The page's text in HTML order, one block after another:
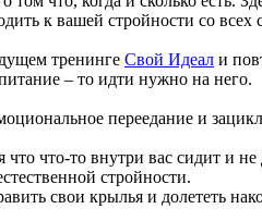
к вашей стройности со
тренинге Свой Идеал и
– то идти нужно на него.
переедание и
что-то внутри вас сидит и не
стройности.
свои крылья и долететь